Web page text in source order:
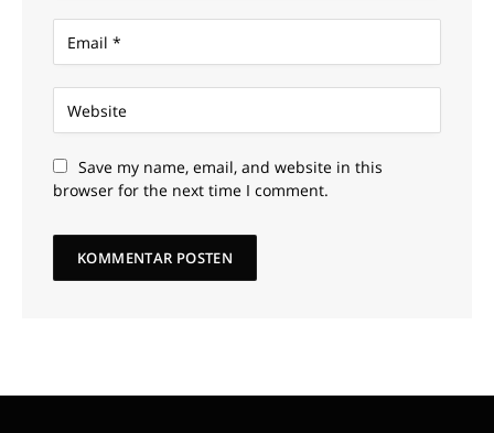
Save my name, email, and website in this
browser for the next time I comment.